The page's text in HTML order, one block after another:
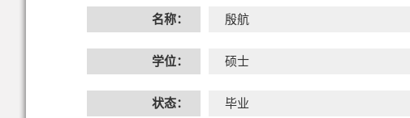
名称： 殷航
学位： 硕士
状态： 毕业